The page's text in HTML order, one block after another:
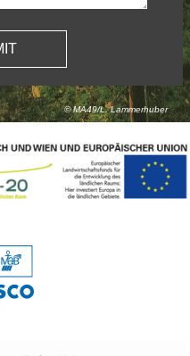
© MA49/L. Lammerhuber